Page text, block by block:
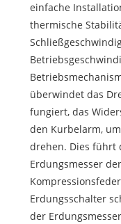
einfache
thermische
überwindet das
fungiert, das
den Kurbelarm,
drehen. Dies führt
Erdungsmesser
Erdungsschalter
der